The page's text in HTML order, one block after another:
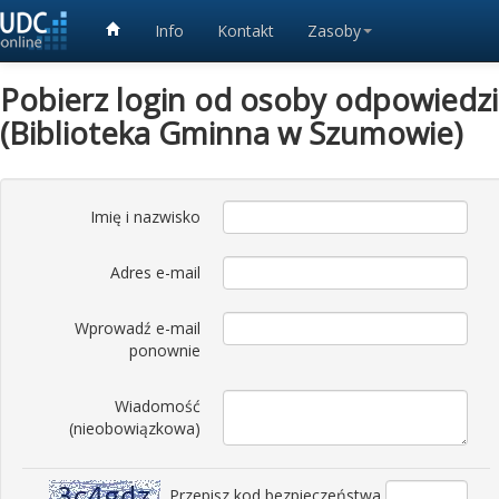
Info Kontakt Zasoby
Pobierz login od osoby
(Biblioteka Gminna w Szumowie)
Imię i nazwisko
Adres e-mail
Wprowadź e-mail
ponownie
Wiadomość
(nieobowiązkowa)